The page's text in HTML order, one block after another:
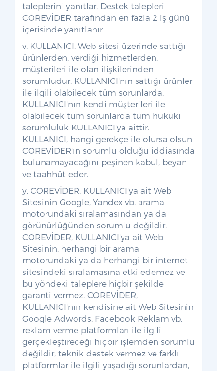
taleplerini yanıtlar. Destek talepleri
COREVİDER tarafından en fazla 2 iş günü
içerisinde yanıtlanır.
v. KULLANICI, Web sitesi üzerinde sattığı
ürünlerden, verdiği hizmetlerden,
müşterileri ile olan ilişkilerinden
sorumludur. KULLANICI'nın sattığı ürünler
ile ilgili olabilecek tüm sorunlarda,
KULLANICI'nın kendi müşterileri ile
olabilecek tüm sorunlarda tüm hukuki
sorumluluk KULLANICI'ya aittir.
KULLANICI, hangi gerekçe ile olursa olsun
COREVİDER'ın sorumlu olduğu iddiasında
bulunamayacağını peşinen kabul, beyan
ve taahhüt eder.
y. COREVİDER, KULLANICI'ya ait Web
Sitesinin Google, Yandex vb. arama
motorundaki sıralamasından ya da
görünürlüğünden sorumlu değildir.
COREVİDER, KULLANICI'ya ait Web
Sitesinin, herhangi bir arama
motorundaki ya da herhangi bir internet
sitesindeki sıralamasına etki edemez ve
bu yöndeki taleplere hiçbir şekilde
garanti vermez. COREVİDER,
KULLANICI'nın kendisine ait Web Sitesinin
Google Adwords, Facebook Reklam vb.
reklam verme platformları ile ilgili
gerçekleştireceği hiçbir işlemden sorumlu
değildir, teknik destek vermez ve farklı
platformlar ile ilgili yaşadığı sorunlardan,